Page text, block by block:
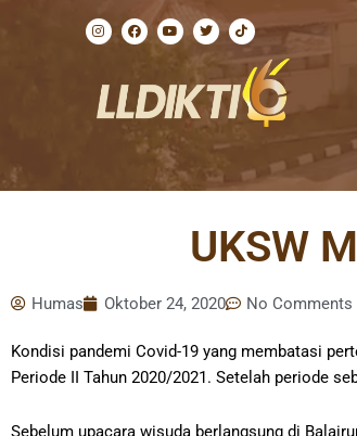
I
n
g
r
a
F
a
o
o
k
Y
o
b
e
T
w
e
T
i
t
o
k
UKSW
Humas Oktober 24, 2020 No Comments
Kondisi pandemi Covid-19 yang membatasi
Periode II Tahun 2020/2021. Setelah periode
Sebelum upacara wisuda berlangsung di